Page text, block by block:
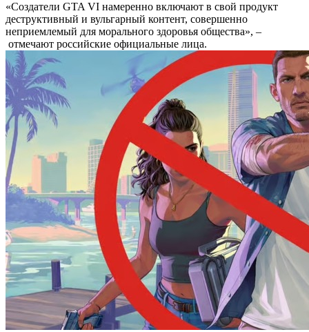
«Создатели GTA VI намеренно включают в свой продукт
деструктивный и вульгарный контент, совершенно
неприемлемый для морального здоровья общества», –
отмечают российские официальные лица.